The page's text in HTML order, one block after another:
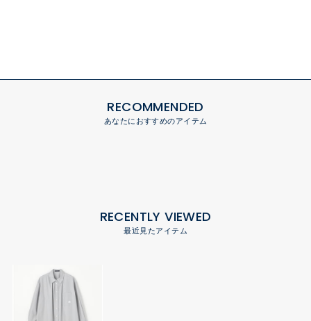
RECOMMENDED
あなたにおすすめのアイテム
RECENTLY VIEWED
最近見たアイテム